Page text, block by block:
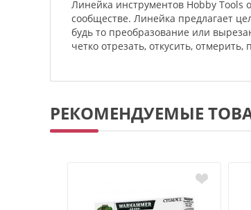
Линейка инструментов Hobby Tools
сообществе. Линейка предлагает
будь то преобразование или
четко отрезать, откусить,
РЕКОМЕНДУЕМЫЕ